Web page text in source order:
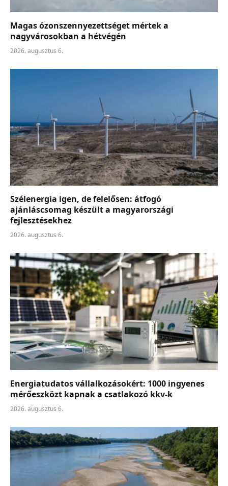
Magas ózonszennyezettséget mértek a
nagyvárosokban a hétvégén
2026. augusztus 6.
Szélenergia igen, de felelősen: átfogó
ajánláscsomag készült a magyarországi
fejlesztésekhez
2026. augusztus 6.
Energiatudatos vállalkozásokért: 1000 ingyenes
mérőeszközt kapnak a csatlakozó kkv-k
2026. augusztus 6.